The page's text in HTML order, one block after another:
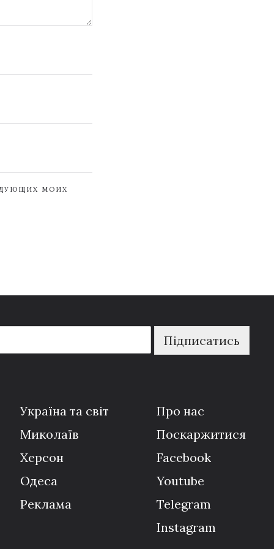
МОИХ
Підписатись
Україна та світ
Миколаїв
Херсон
Одеса
Реклама
Про нас
Поскаржитися
Facebook
Youtube
Telegram
Instagram